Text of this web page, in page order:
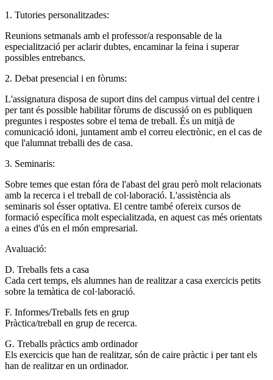
1. Tutories personalitzades:
Reunions setmanals amb el professor/a responsable de la
especialització per aclarir dubtes, encaminar la feina i superar
possibles entrebancs.
2. Debat presencial i en fòrums:
L'assignatura disposa de suport dins del campus virtual del centre i
per tant és possible habilitar fòrums de discussió on es publiquen
preguntes i respostes sobre el tema de treball. És un mitjà de
comunicació idoni, juntament amb el correu electrònic, en el cas de
que l'alumnat treballi des de casa.
3. Seminaris:
Sobre temes que estan fóra de l'abast del grau però molt relacionats
amb la recerca i el treball de col·laboració. L'assistència als
seminaris sol ésser optativa. El centre també ofereix cursos de
formació específica molt especialitzada, en aquest cas més orientats
a eines d'ús en el món empresarial.
Avaluació:
D. Treballs fets a casa
Cada cert temps, els alumnes han de realitzar a casa exercicis petits
sobre la temàtica de col·laboració.
F. Informes/Treballs fets en grup
Pràctica/treball en grup de recerca.
G. Treballs pràctics amb ordinador
Els exercicis que han de realitzar, són de caire pràctic i per tant els
han de realitzar en un ordinador.